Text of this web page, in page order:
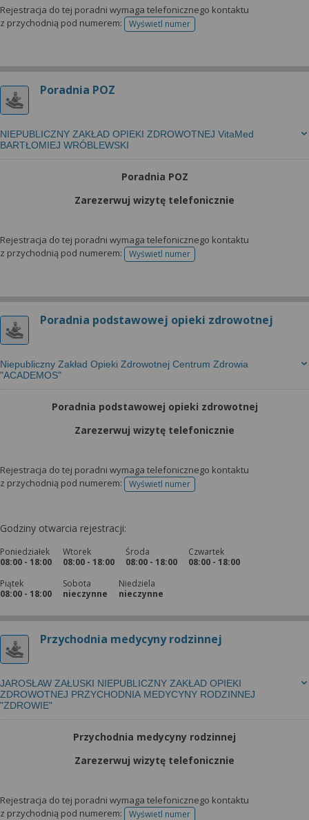
Rejestracja do tej poradni wymaga telefonicznego kontaktu
z przychodnią pod numerem:
Wyświetl numertelefonu do rejestracji
Poradnia POZ
NIEPUBLICZNY ZAKŁAD OPIEKI ZDROWOTNEJ VitaMed
BARTŁOMIEJ WRÓBLEWSKI
Poradnia POZ
Zarezerwuj wizytę telefonicznie
Rejestracja do tej poradni wymaga telefonicznego kontaktu
z przychodnią pod numerem:
Wyświetl numertelefonu do rejestracji
Poradnia podstawowej opieki zdrowotnej
Niepubliczny Zakład Opieki Zdrowotnej Centrum Zdrowia
"ACADEMOS"
Poradnia podstawowej opieki zdrowotnej
Zarezerwuj wizytę telefonicznie
Rejestracja do tej poradni wymaga telefonicznego kontaktu
z przychodnią pod numerem:
Wyświetl numertelefonu do rejestracji
Godziny otwarcia rejestracji:
Poniedziałek
08:00 - 18:00
Wtorek
08:00 - 18:00
Środa
08:00 - 18:00
Czwartek
08:00 - 18:00
Piątek
08:00 - 18:00
Sobota
nieczynne
Niedziela
nieczynne
Przychodnia medycyny rodzinnej
JAROSŁAW ZAŁUSKI NIEPUBLICZNY ZAKŁAD OPIEKI
ZDROWOTNEJ PRZYCHODNIA MEDYCYNY RODZINNEJ
"ZDROWIE"
Przychodnia medycyny rodzinnej
Zarezerwuj wizytę telefonicznie
Rejestracja do tej poradni wymaga telefonicznego kontaktu
z przychodnią pod numerem:
Wyświetl numer